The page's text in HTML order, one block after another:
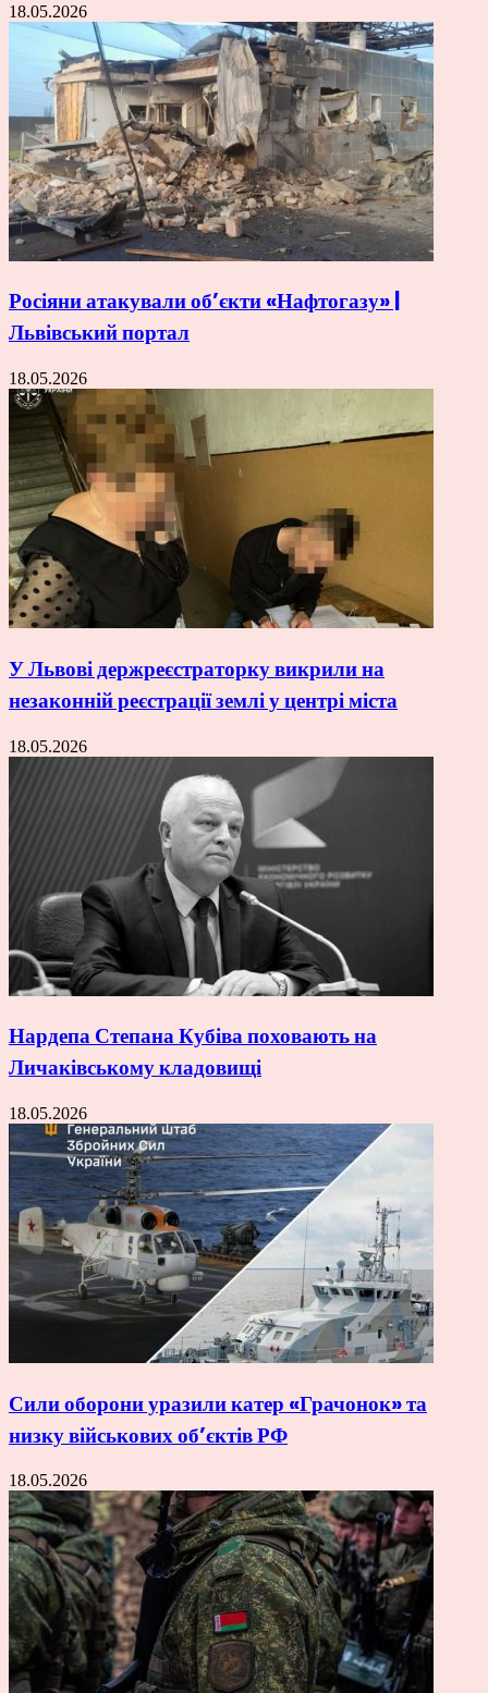
18.05.2026
Росіяни атакували об’єкти «Нафтогазу» |
Львівський портал
18.05.2026
У Львові держреєстраторку викрили на
незаконній реєстрації землі у центрі міста
18.05.2026
Нардепа Степана Кубіва поховають на
Личаківському кладовищі
18.05.2026
Сили оборони уразили катер «Грачонок» та
низку військових об’єктів РФ
18.05.2026